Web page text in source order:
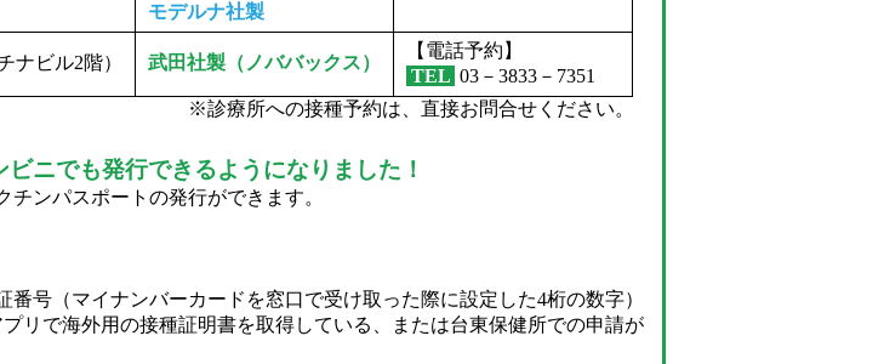
モデルナ社製
ナビル2階） 武田社製（ノババックス）
【電話予約】
TEL 03－3833－7351
、直接お問合せください。
ニでも発行できるようになりました！
ンパスポートの発行ができます。
号（マイナンバーカードを窓口で受け取った際に設定した4桁の数字）
プリで海外用の接種証明書を取得している、または台東保健所での申請が